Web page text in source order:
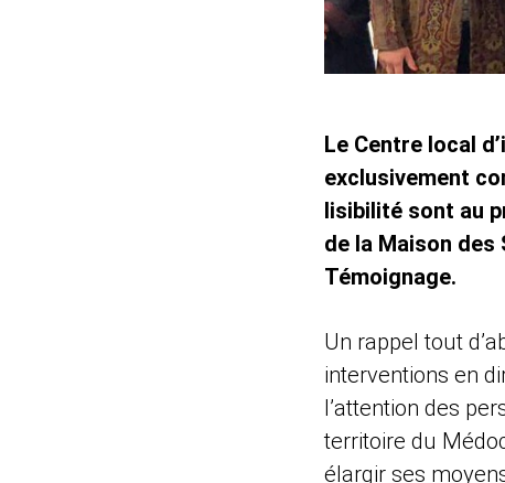
Le Centre local
exclusivement
lisibilité sont au
de la Maison
Témoignage.
Un rappel tout
interventions en
l’attention des
territoire du
élargir ses